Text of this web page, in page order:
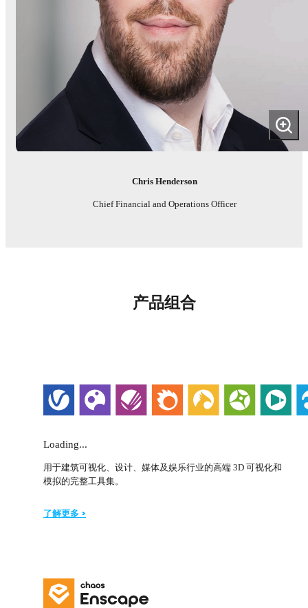
Chris Henderson
Chief Financial and Operations Officer
产品组合
Loading...
用于建筑可视化、设计、媒体及娱乐行业的高端 3D 可视化和
模拟的完整工具集。
了解更多 >